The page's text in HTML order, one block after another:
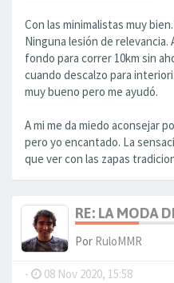
Con las minimalistas muy
Ninguna lesión de
fondo para correr 10km sin
cuando descalzo para
muy bueno pero me ayudó.
A mi me da miedo aconsejar
pero yo encantado. La
que ver con las zapas
RE: LA MODA
Por RuloMMR
- 08 Nov 2020, 15:58